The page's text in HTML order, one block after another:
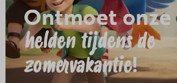
Ontmoet onze
helden tijdens de
zomervakantie!